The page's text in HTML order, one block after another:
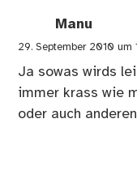
Manu
29. September 2010 um
Ja sowas wirds
immer krass wie
oder auch